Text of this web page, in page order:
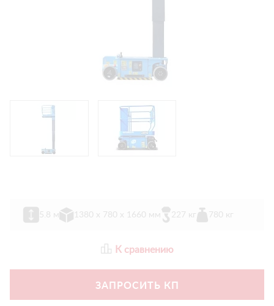
5.8 м 1380 х 780 х 1660 мм 227 кг 780 кг
К сравнению
ЗАПРОСИТЬ КП